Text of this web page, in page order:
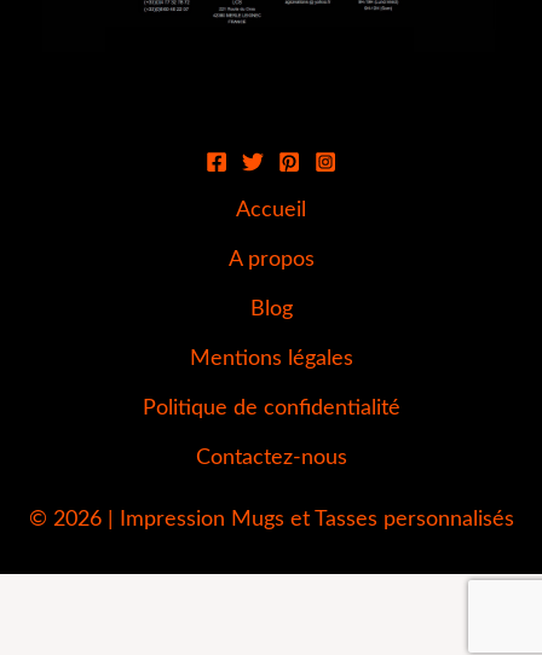
Accueil
A propos
Blog
Mentions légales
Politique de confidentialité
Contactez-nous
© 2026 | Impression Mugs et Tasses personnalisés